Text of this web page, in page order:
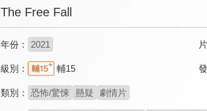
The Free Fall
年份： 2021
級別： 輔15
類別： 恐怖/驚悚 懸疑 劇情片